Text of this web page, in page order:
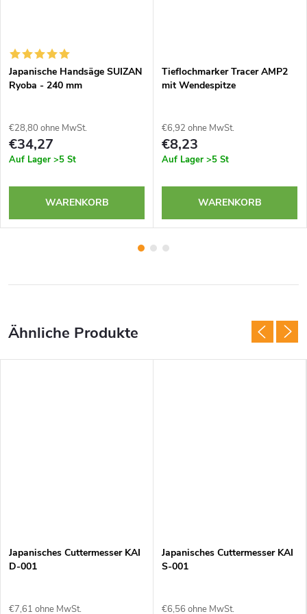
Japanische Handsäge SUIZAN
Ryoba - 240 mm
€28,80 ohne MwSt.
€34,27
Auf Lager >5 St
WARENKORB
Tieflochmarker Tracer AMP2
mit Wendespitze
€6,92 ohne MwSt.
€8,23
Auf Lager >5 St
WARENKORB
Japanisches Cuttermesser KAI
D-001
€7,61 ohne MwSt.
Japanisches Cuttermesser KAI
S-001
€6,56 ohne MwSt.